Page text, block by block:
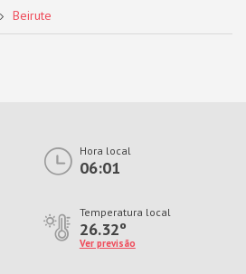
Beirute
Hora local
06:01
Temperatura local
26.32º
Ver previsão